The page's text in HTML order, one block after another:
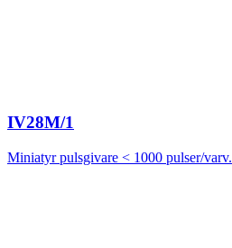
IV28M/1
Miniatyr pulsgivare < 1000 pulser/varv.